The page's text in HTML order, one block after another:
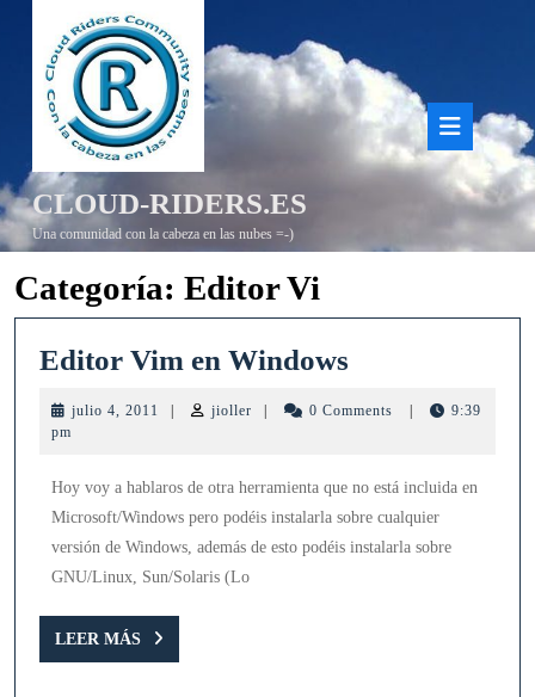
contenido
CLOUD-RIDERS.ES
Una comunidad con la cabeza en las nubes =-)
de
Categoría: Editor Vi
Editor Vim en Windows
julio 4, 2011 julio
jioller jioller 0 Comments
9:39
pm
Hoy voy a hablaros de otra herramienta que no está incluida en
Microsoft/Windows pero podéis instalarla sobre cualquier
versión de Windows, además de esto podéis instalarla sobre
GNU/Linux, Sun/Solaris (Lo
LEER MÁS
MÁS